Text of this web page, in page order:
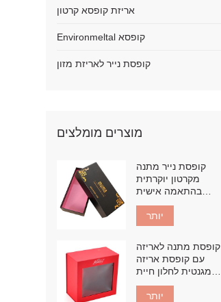
אריזת קופסא קרטון
Environmeltal קופסא
קופסת נייר לאריזת מזון
מוצרים מומלצים
קופסת נייר מתנה
מקרטון יוקרתית
בהתאמה אישית
במפעל
יותר
קופסת מתנה לאריזה
עם קופסת אריזה
מגנטית לחלון חיית
מחמד
יותר